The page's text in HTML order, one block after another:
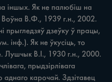
іншых. Як не палюбіш на
Воўна В.Ф., 1939 г.н., 2002.
прыгледзяў дзеўку ў працы,
інф.). Як не ўкусіць, то
Лушчык В.І., 1930 г.н., 2000.
прыдзірлівага
аднаго карочай. Здзітавец